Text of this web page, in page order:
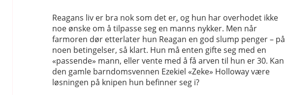
Reagans liv er bra nok som det er, og hun har overhodet ikke
noe ønske om å tilpasse seg en manns nykker. Men når
farmoren dør etterlater hun Reagan en god slump penger – på
noen betingelser, så klart. Hun må enten gifte seg med en
«passende» mann, eller vente med å få arven til hun er 30. Kan
den gamle barndomsvennen Ezekiel «Zeke» Holloway være
løsningen på knipen hun befinner seg i?